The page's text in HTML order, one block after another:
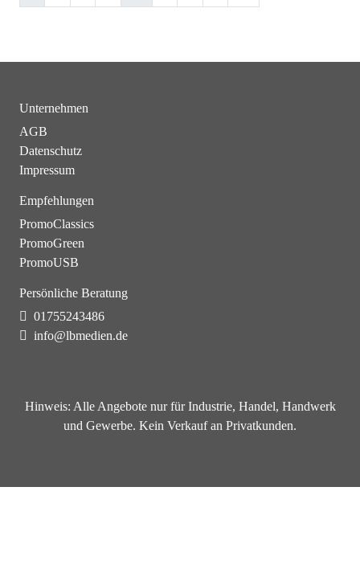
Unternehmen
AGB
Datenschutz
Impressum
Empfehlungen
PromoClassics
PromoGreen
PromoUSB
Persönliche Beratung
01755243486
info@lbmedien.de
Hinweis: Alle Angebote nur für Industrie, Handel, Handwerk
und Gewerbe. Kein Verkauf an Privatkunden.